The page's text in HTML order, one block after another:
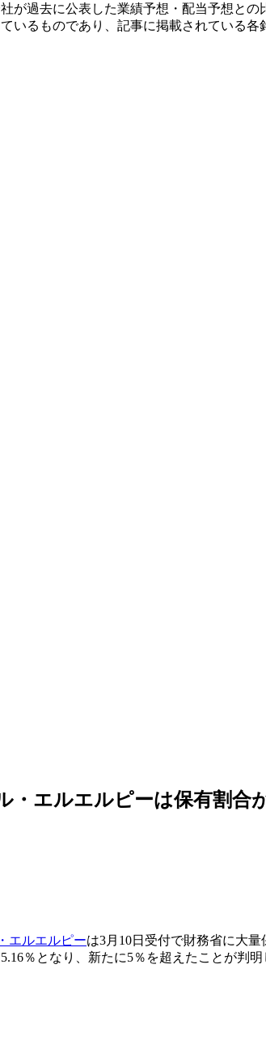
過去に公表した業績予想・配当予想と
るものであり、記事に掲載されている
エルエルピーは保有割合
エルエルピーは3月10日受付で財務省に大
％となり、新たに5％を超えたことが判明